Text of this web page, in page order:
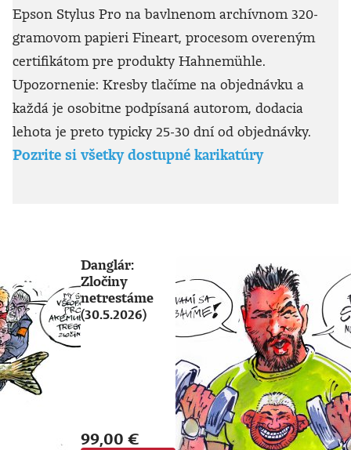
Epson Stylus Pro na bavlnenom archívnom 320-
gramovom papieri Fineart, procesom overeným
certifikátom pre produkty Hahnemühle.
Upozornenie: Kresby tlačíme na objednávku a
každá je osobitne podpísaná autorom, dodacia
lehota je preto typicky 25-30 dní od objednávky.
Pozrite si všetky dostupné karikatúry
Danglár:
Zločiny
netrestáme
(30.5.2026)
99,00 €